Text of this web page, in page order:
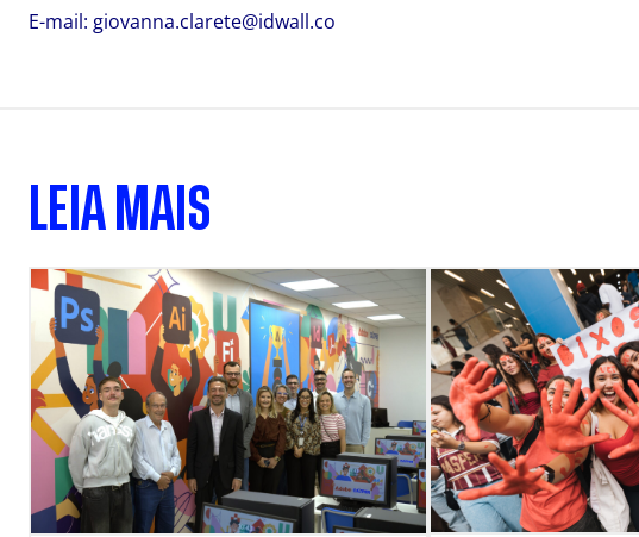
E-mail: giovanna.clarete@idwall.co
LEIA MAIS